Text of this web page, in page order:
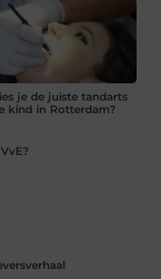
je de juiste tandarts
kind in Rotterdam?